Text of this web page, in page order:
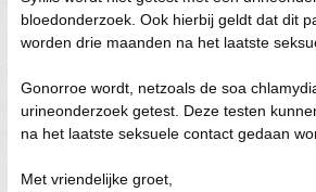
bloedonderzoek. Ook hierbij geldt dat dit
worden drie maanden na het laatste
Gonorroe wordt, netzoals de soa
urineonderzoek getest. Deze testen
na het laatste seksuele contact gedaan
Met vriendelijke groet,